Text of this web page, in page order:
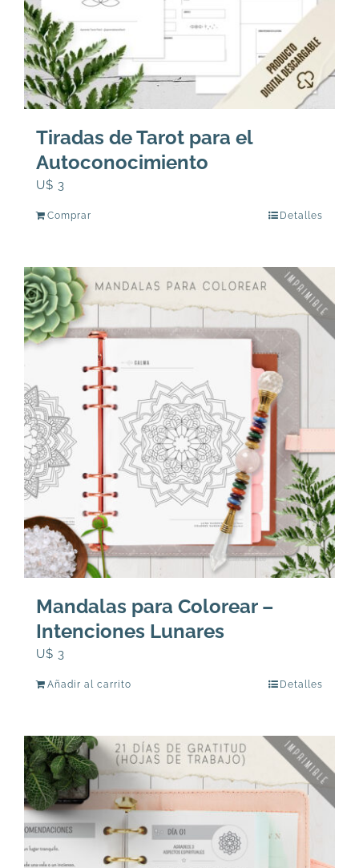
Tiradas de Tarot para el
Autoconocimiento
U$ 3
Comprar Detalles
Mandalas para Colorear –
Intenciones Lunares
U$ 3
Añadir al carrito Detalles